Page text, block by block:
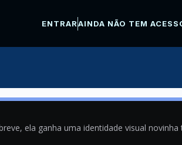
ENTRARAINDA NÃO TEM
ela ganha uma identidade visual